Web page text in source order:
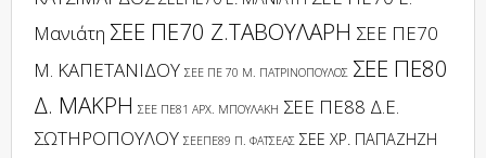
Μανιάτη ΣΕΕ ΠΕ70 Ζ.ΤΑΒΟΥΛΑΡΗ ΣΕΕ ΠΕ70
Μ. ΚΑΠΕΤΑΝΙΔΟΥ ΣΕΕ ΠΕ 70 Μ. ΠΑΤΡΙΝΟΠΟΥΛΟΣ ΣΕΕ ΠΕ80
Δ. ΜΑΚΡΗ ΣΕΕ ΠΕ81 ΑΡΧ. ΜΠΟΥΛΑΚΗ ΣΕΕ ΠΕ88 Δ.Ε.
ΣΩΤΗΡΟΠΟΥΛΟΥ ΣΕΕΠΕ89 Π. ΦΑΤΣΕΑΣ ΣΕΕ ΧΡ. ΠΑΠΑΖΗΖΗ